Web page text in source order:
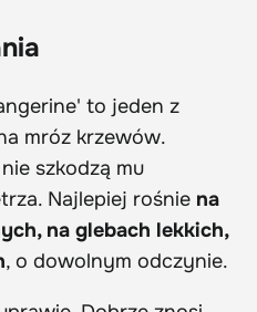
to jeden z
mróz krzewów.
szkodzą mu
Najlepiej rośnie na
na glebach lekkich,
, o dowolnym odczynie.